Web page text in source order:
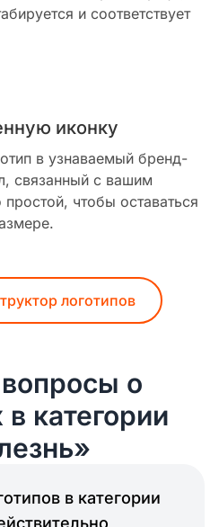
и соответствует
иконку
в узнаваемый бренд-
связанный с вашим
чтобы оставаться
логотипов
о
в категории
в категории